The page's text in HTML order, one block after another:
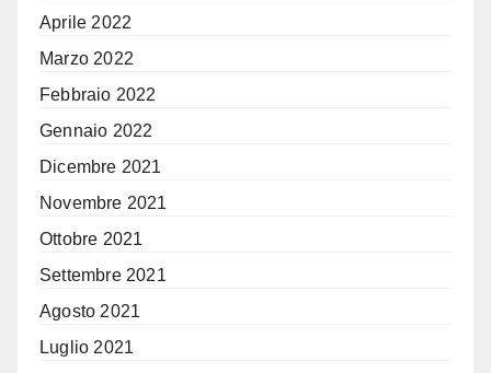
Aprile 2022
Marzo 2022
Febbraio 2022
Gennaio 2022
Dicembre 2021
Novembre 2021
Ottobre 2021
Settembre 2021
Agosto 2021
Luglio 2021